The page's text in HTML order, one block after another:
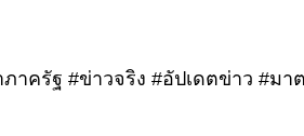
ครัฐ #ข่าวจริง #อัปเดตข่าว #มา